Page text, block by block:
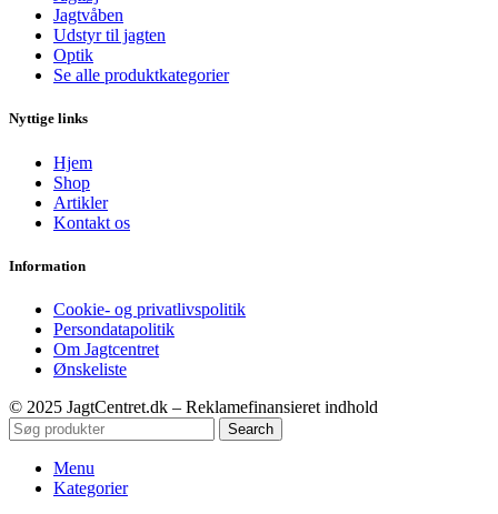
Jagtvåben
Udstyr til jagten
Optik
Se alle produktkategorier
Nyttige links
Hjem
Shop
Artikler
Kontakt os
Information
Cookie- og privatlivspolitik
Persondatapolitik
Om Jagtcentret
Ønskeliste
© 2025 JagtCentret.dk – Reklamefinansieret indhold
Search
Menu
Kategorier